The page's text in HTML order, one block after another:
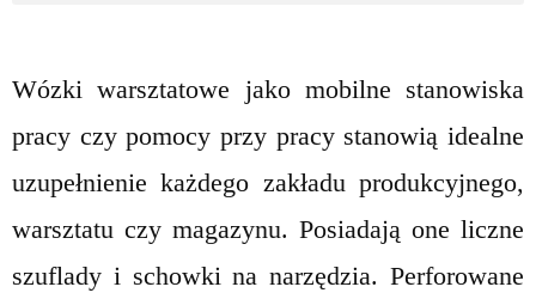
Wózki warsztatowe jako mobilne stanowiska
pracy czy pomocy przy pracy stanowią idealne
uzupełnienie każdego zakładu produkcyjnego,
warsztatu czy magazynu. Posiadają one liczne
szuflady i schowki na narzędzia. Perforowane